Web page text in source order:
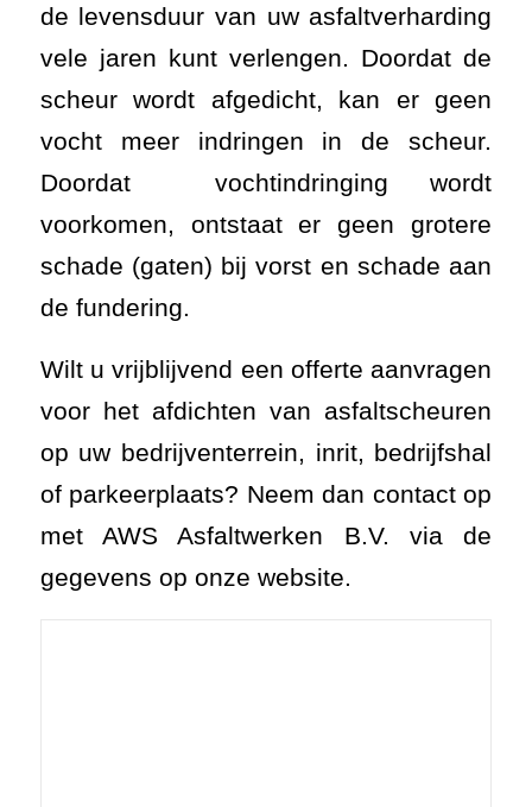
de levensduur van uw asfaltverharding
vele jaren kunt verlengen. Doordat de
scheur wordt afgedicht, kan er geen
vocht meer indringen in de scheur.
Doordat vochtindringing wordt
voorkomen, ontstaat er geen grotere
schade (gaten) bij vorst en schade aan
de fundering.
Wilt u vrijblijvend een offerte aanvragen
voor het afdichten van asfaltscheuren
op uw bedrijventerrein, inrit, bedrijfshal
of parkeerplaats? Neem dan contact op
met AWS Asfaltwerken B.V. via de
gegevens op onze website.